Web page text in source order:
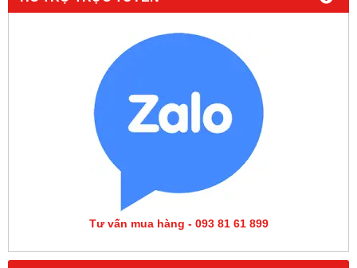
Tư vấn mua hàng - 093 81 61 899